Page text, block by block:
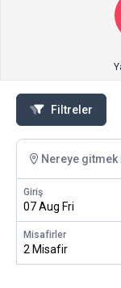
Filtreler
Nereye
Giriş
07 Aug Fri
Misafirler
2 Misafir